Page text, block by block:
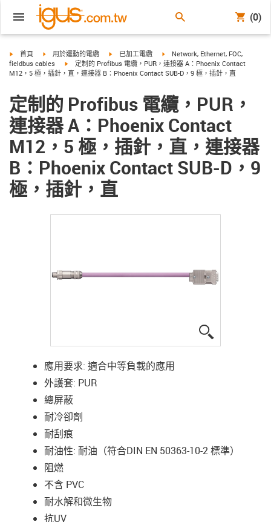
(0)
igus-icon-arrow-right
首頁 igus-icon-arrow-right
用於運動的電纜 igus-icon-arrow-right
已加工電纜 igus-icon-arrow-right
Network, Ethernet, FOC,
fieldbus cables
igus-icon-arrow-right
定制的 Profibus 電纜，PUR，連接器 A：Phoenix Contact
M12，5 極，插針，直，連接器 B：Phoenix Contact SUB-D，9 極，插針，直
定制的 Profibus 電纜，PUR，
連接器 A：Phoenix Contact
M12，5 極，插針，直，連接器
B：Phoenix Contact SUB-D，9
極，插針，直
應用要求: 適合中等負載的應用
外護套: PUR
總屏蔽
耐冷卻劑
耐刮痕
耐油性: 耐油（符合DIN EN 50363-10-2 標準）
阻燃
不含 PVC
耐水解和微生物
抗UV